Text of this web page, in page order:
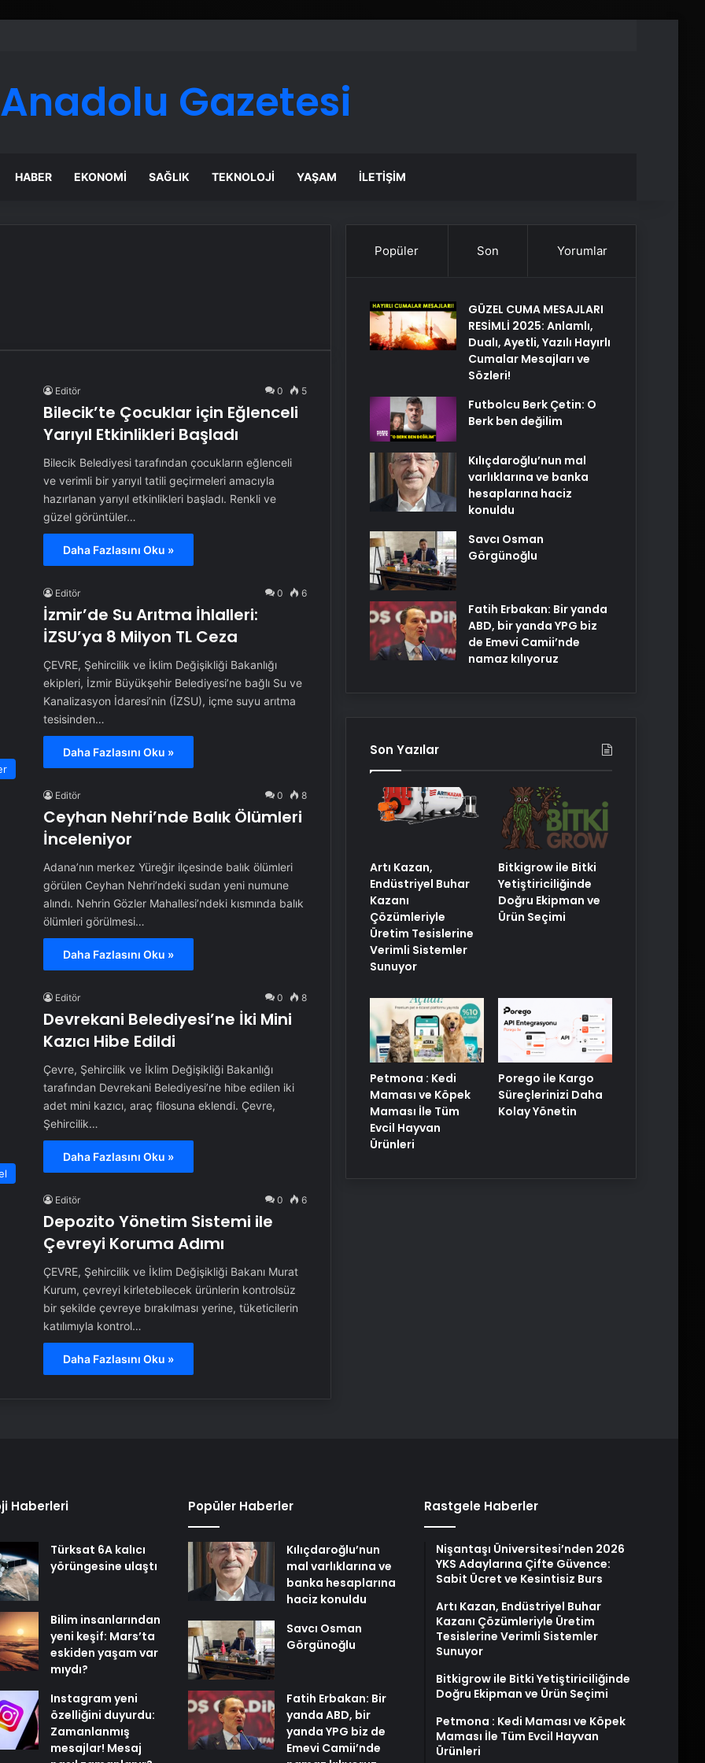
Anadolu Gazetesi
HABER EKONOMI SAĞLIK TEKNOLOJI YAŞAM İLETIŞIM
Editör 0 5
Bilecik’te Çocuklar için Eğlenceli
Yarıyıl Etkinlikleri Başladı
Bilecik Belediyesi tarafından çocukların eğlenceli
ve verimli bir yarıyıl tatili geçirmeleri amacıyla
hazırlanan yarıyıl etkinlikleri başladı. Renkli ve
güzel görüntüler…
Daha Fazlasını Oku »
Editör 0 6
İzmir’de Su Arıtma İhlalleri:
İZSU’ya 8 Milyon TL Ceza
ÇEVRE, Şehircilik ve İklim Değişikliği Bakanlığı
ekipleri, İzmir Büyükşehir Belediyesi’ne bağlı Su ve
Kanalizasyon İdaresi’nin (İZSU), içme suyu arıtma
tesisinden…
Daha Fazlasını Oku »
Editör 0 8
Ceyhan Nehri’nde Balık Ölümleri
İnceleniyor
Adana’nın merkez Yüreğir ilçesinde balık ölümleri
görülen Ceyhan Nehri’ndeki sudan yeni numune
alındı. Nehrin Gözler Mahallesi’ndeki kısmında balık
ölümleri görülmesi…
Daha Fazlasını Oku »
Editör 0 8
Devrekani Belediyesi’ne İki Mini
Kazıcı Hibe Edildi
Çevre, Şehircilik ve İklim Değişikliği Bakanlığı
tarafından Devrekani Belediyesi’ne hibe edilen iki
adet mini kazıcı, araç filosuna eklendi. Çevre,
Şehircilik…
Daha Fazlasını Oku »
Editör 0 6
Depozito Yönetim Sistemi ile
Çevreyi Koruma Adımı
ÇEVRE, Şehircilik ve İklim Değişikliği Bakanı Murat
Kurum, çevreyi kirletebilecek ürünlerin kontrolsüz
bir şekilde çevreye bırakılması yerine, tüketicilerin
katılımıyla kontrol…
Daha Fazlasını Oku »
Popüler Son Yorumlar
GÜZEL CUMA MESAJLARI
RESİMLİ 2025: Anlamlı,
Dualı, Ayetli, Yazılı Hayırlı
Cumalar Mesajları ve
Sözleri!
Futbolcu Berk Çetin: O
Berk ben değilim
Kılıçdaroğlu’nun mal
varlıklarına ve banka
hesaplarına haciz
konuldu
Savcı Osman
Görgünoğlu
Fatih Erbakan: Bir yanda
ABD, bir yanda YPG biz
de Emevi Camii’nde
namaz kılıyoruz
Son Yazılar
Artı Kazan,
Endüstriyel Buhar
Kazanı
Çözümleriyle
Üretim Tesislerine
Verimli Sistemler
Sunuyor
Bitkigrow ile Bitki
Yetiştiriciliğinde
Doğru Ekipman ve
Ürün Seçimi
Petmona : Kedi
Maması ve Köpek
Maması İle Tüm
Evcil Hayvan
Ürünleri
Porego ile Kargo
Süreçlerinizi Daha
Kolay Yönetin
Haberleri
Türksat 6A kalıcı
yörüngesine ulaştı
Bilim insanlarından
yeni keşif: Mars’ta
eskiden yaşam var
mıydı?
Instagram yeni
özelliğini duyurdu:
Zamanlanmış
mesajlar! Mesaj
Popüler Haberler
Kılıçdaroğlu’nun
mal varlıklarına ve
banka hesaplarına
haciz konuldu
Savcı Osman
Görgünoğlu
Fatih Erbakan: Bir
yanda ABD, bir
yanda YPG biz de
Emevi Camii’nde
Rastgele Haberler
Nişantaşı Üniversitesi’nden 2026
YKS Adaylarına Çifte Güvence:
Sabit Ücret ve Kesintisiz Burs
Artı Kazan, Endüstriyel Buhar
Kazanı Çözümleriyle Üretim
Tesislerine Verimli Sistemler
Sunuyor
Bitkigrow ile Bitki Yetiştiriciliğinde
Doğru Ekipman ve Ürün Seçimi
Petmona : Kedi Maması ve Köpek
Maması İle Tüm Evcil Hayvan
Ürünleri